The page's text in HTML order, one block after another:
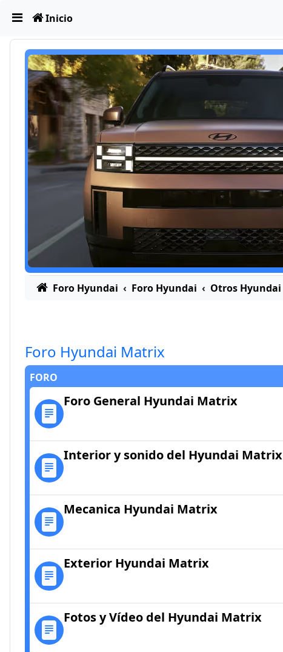
Obviar Inicio
Foro Hyundai Foro Hyundai Otros Hyundai
Foro Hyundai Matrix
FORO
Foro General Hyundai Matrix
Interior y sonido del Hyundai Matrix
Mecanica Hyundai Matrix
Exterior Hyundai Matrix
Fotos y Vídeo del Hyundai Matrix